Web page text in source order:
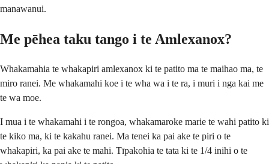
manawanui.
Me pēhea taku tango i te Amlexanox?
Whakamahia te whakapiri amlexanox ki te patito ma te maihao ma, te
miro ranei. Me whakamahi koe i te wha wa i te ra, i muri i nga kai me
te wa moe.
I mua i te whakamahi i te rongoa, whakamaroke marie te wahi patito ki
te kiko ma, ki te kakahu ranei. Ma tenei ka pai ake te piri o te
whakapiri, ka pai ake te mahi. Tīpakohia te tata ki te 1/4 inihi o te